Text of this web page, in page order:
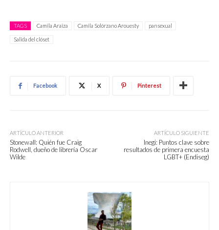
TAGS Camila Araiza Camila Solórzano Arouesty pansexual
Salida del clóset
Facebook X Pinterest
ARTÍCULO ANTERIOR
Stonewall: Quién fue Craig
Rodwell, dueño de librería Oscar
Wilde
ARTÍCULO SIGUIENTE
Inegi: Puntos clave sobre
resultados de primera encuesta
LGBT+ (Endiseg)